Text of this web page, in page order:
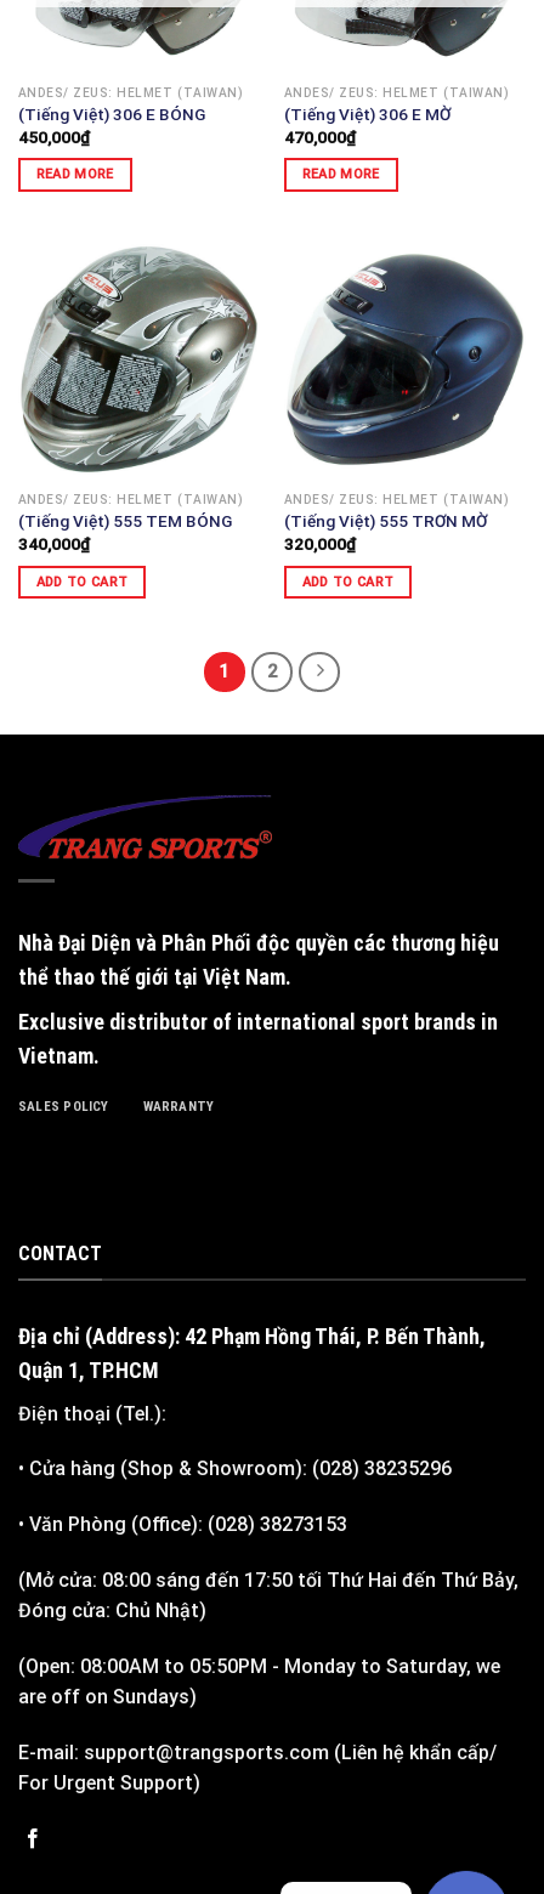
ANDES/ ZEUS: HELMET (TAIWAN)
(Tiếng Việt) 306 E BÓNG
450,000₫
READ MORE
ANDES/ ZEUS: HELMET (TAIWAN)
(Tiếng Việt) 306 E MỜ
470,000₫
READ MORE
ANDES/ ZEUS: HELMET (TAIWAN)
(Tiếng Việt) 555 TEM BÓNG
340,000₫
ADD TO CART
ANDES/ ZEUS: HELMET (TAIWAN)
(Tiếng Việt) 555 TRƠN MỜ
320,000₫
ADD TO CART
1 2
Nhà Đại Diện và Phân Phối độc quyền các thương hiệu
thể thao thế giới tại Việt Nam.
Exclusive distributor of international sport brands in
Vietnam.
SALES POLICY WARRANTY
CONTACT
Địa chỉ (Address): 42 Phạm Hồng Thái, P. Bến Thành,
Quận 1, TP.HCM
Điện thoại (Tel.):
• Cửa hàng (Shop & Showroom): (028) 38235296
• Văn Phòng (Office): (028) 38273153
(Mở cửa: 08:00 sáng đến 17:50 tối Thứ Hai đến Thứ Bảy,
Đóng cửa: Chủ Nhật)
(Open: 08:00AM to 05:50PM - Monday to Saturday, we
are off on Sundays)
E-mail: support@trangsports.com (Liên hệ khẩn cấp/
For Urgent Support)